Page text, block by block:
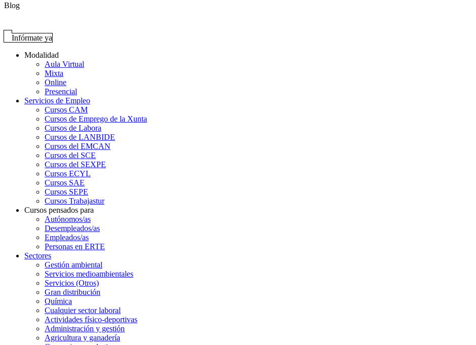
Blog
Infórmate ya
Modalidad
Aula Virtual
Mixta
Online
Presencial
Servicios de Empleo
Cursos CAM
Cursos de Emprego de la Xunta
Cursos de Labora
Cursos de LANBIDE
Cursos del EMCAN
Cursos del SCE
Cursos del SEXPE
Cursos ECYL
Cursos SAE
Cursos SEPE
Cursos Trabajastur
Cursos pensados para
Autónomos/as
Desempleados/as
Empleados/as
Personas en ERTE
Sectores
Gestión ambiental
Servicios medioambientales
Servicios (Otros)
Gran distribución
Química
Cualquier sector laboral
Actividades físico-deportivas
Administración y gestión
Agricultura y ganadería